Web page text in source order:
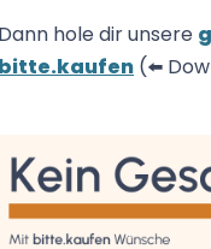
hole dir unsere
(⬅️